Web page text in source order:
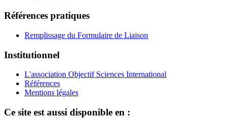
Références pratiques
Remplissage du Formulaire de Liaison
Institutionnel
L'association Objectif Sciences International
Références
Mentions légales
Ce site est aussi disponible en :